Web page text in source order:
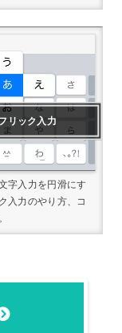
リック入力
字入力を円滑にす
入力のやり方、コ